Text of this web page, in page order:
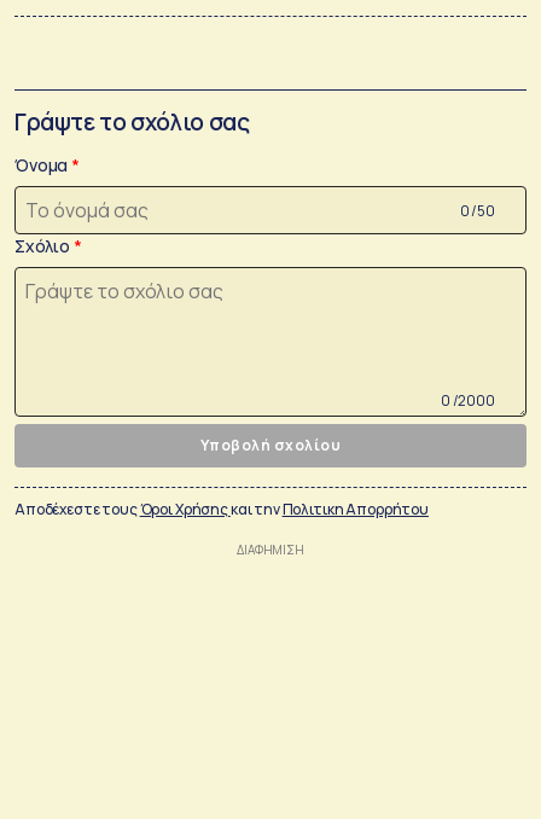
Γράψτε το σχόλιο σας
Όνομα
0 /50
Σχόλιο
0 /2000
Υποβολή σχολίου
Αποδέχεστε τουςΌροι Χρήσηςκαι τηνΠολιτικη Απορρήτου